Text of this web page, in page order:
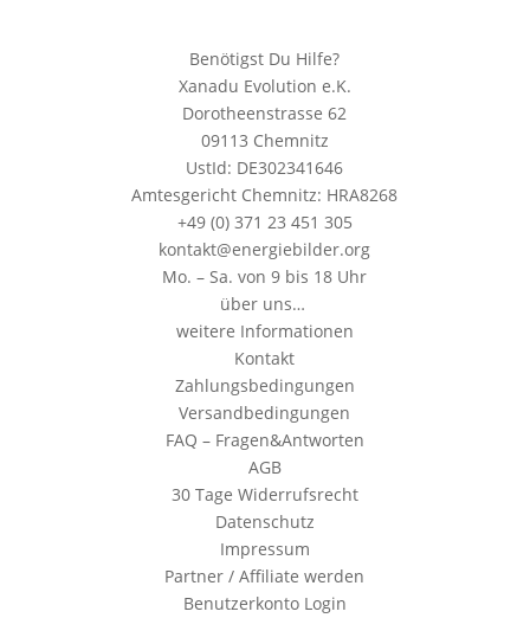
Benötigst Du Hilfe?
Xanadu Evolution e.K.
Dorotheenstrasse 62
09113 Chemnitz
UstId: DE302341646
Amtesgericht Chemnitz: HRA8268
+49 (0) 371 23 451 305
kontakt@energiebilder.org
Mo. – Sa. von 9 bis 18 Uhr
über uns…
weitere Informationen
Kontakt
Zahlungsbedingungen
Versandbedingungen
FAQ – Fragen&Antworten
AGB
30 Tage Widerrufsrecht
Datenschutz
Impressum
Partner / Affiliate werden
Benutzerkonto Login